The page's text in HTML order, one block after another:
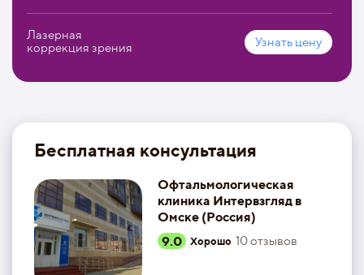
Лазерная
коррекция зрения
Узнать цену
Бесплатная консультация
Офтальмологическая
клиника Интервзгляд в
Омске (Россия)
9.0
Хорошо 10отзывов